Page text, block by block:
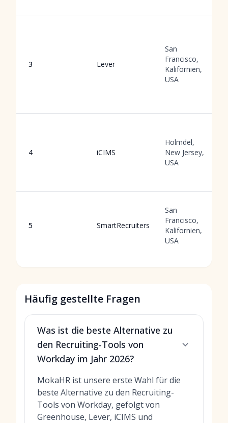
3 Lever
San
Francisco,
Kalifornien,
USA
4 iCIMS
Holmdel,
New Jersey,
USA
5 SmartRecruiters
San
Francisco,
Kalifornien,
USA
Häufig gestellte Fragen
Was ist die beste Alternative zu
den Recruiting-Tools von
Workday im Jahr 2026?
MokaHR ist unsere erste Wahl für die
beste Alternative zu den Recruiting-
Tools von Workday, gefolgt von
Greenhouse, Lever, iCIMS und